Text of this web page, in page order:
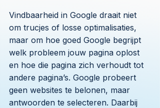
Vindbaarheid in Google draait niet
om trucjes of losse optimalisaties,
maar om hoe goed Google begrijpt
welk probleem jouw pagina oplost
en hoe die pagina zich verhoudt tot
andere pagina’s. Google probeert
geen websites te belonen, maar
antwoorden te selecteren. Daarbij